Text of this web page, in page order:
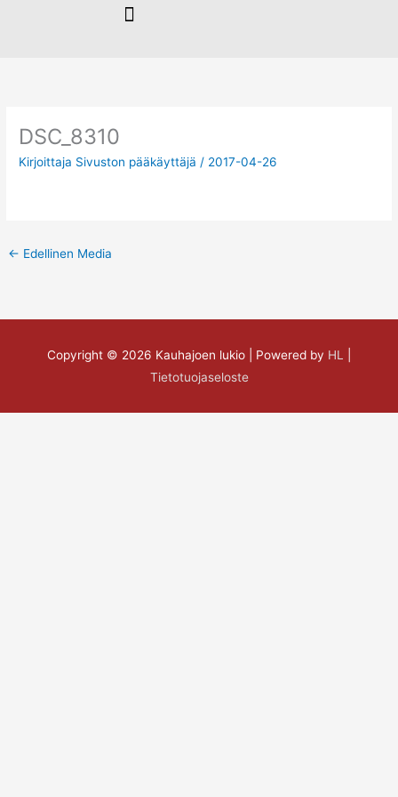
DSC_8310
Kirjoittaja Sivuston pääkäyttäjä / 2017-04-26
← Edellinen Media
Copyright © 2026 Kauhajoen lukio | Powered by HL
Tietotuojaseloste